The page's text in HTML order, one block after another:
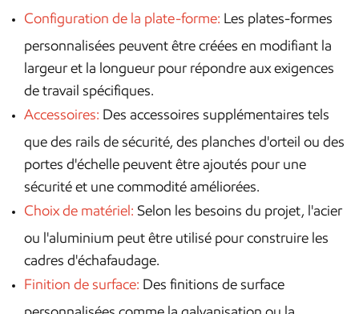
Configuration de la plate-forme: Les plates-formes
personnalisées peuvent être créées en modifiant la
largeur et la longueur pour répondre aux exigences
de travail spécifiques.
Accessoires: Des accessoires supplémentaires tels
que des rails de sécurité, des planches d'orteil ou des
portes d'échelle peuvent être ajoutés pour une
sécurité et une commodité améliorées.
Choix de matériel: Selon les besoins du projet, l'acier
ou l'aluminium peut être utilisé pour construire les
cadres d'échafaudage.
Finition de surface: Des finitions de surface
personnalisées comme la galvanisation ou la